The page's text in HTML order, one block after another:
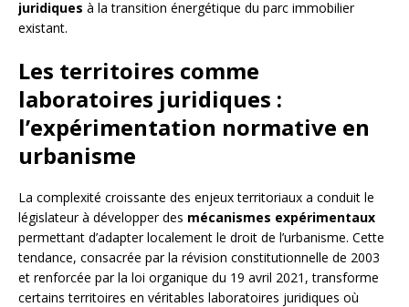
juridiques à la transition énergétique du parc immobilier
existant.
Les territoires comme
laboratoires juridiques :
l’expérimentation normative en
urbanisme
La complexité croissante des enjeux territoriaux a conduit le
législateur à développer des mécanismes expérimentaux
permettant d’adapter localement le droit de l’urbanisme. Cette
tendance, consacrée par la révision constitutionnelle de 2003
et renforcée par la loi organique du 19 avril 2021, transforme
certains territoires en véritables laboratoires juridiques où